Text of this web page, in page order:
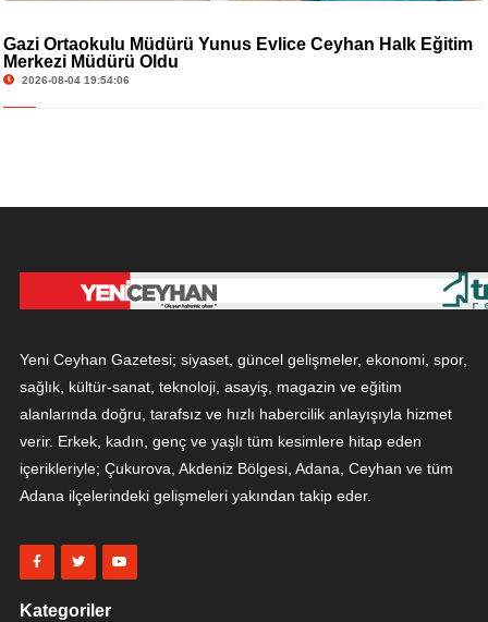
Gazi Ortaokulu Müdürü Yunus Evlice Ceyhan Halk Eğitim
Merkezi Müdürü Oldu
2026-08-04 19:54:06
Yeni Ceyhan Gazetesi; siyaset, güncel gelişmeler, ekonomi, spor,
sağlık, kültür-sanat, teknoloji, asayiş, magazin ve eğitim
alanlarında doğru, tarafsız ve hızlı habercilik anlayışıyla hizmet
verir. Erkek, kadın, genç ve yaşlı tüm kesimlere hitap eden
içerikleriyle; Çukurova, Akdeniz Bölgesi, Adana, Ceyhan ve tüm
Adana ilçelerindeki gelişmeleri yakından takip eder.
Kategoriler